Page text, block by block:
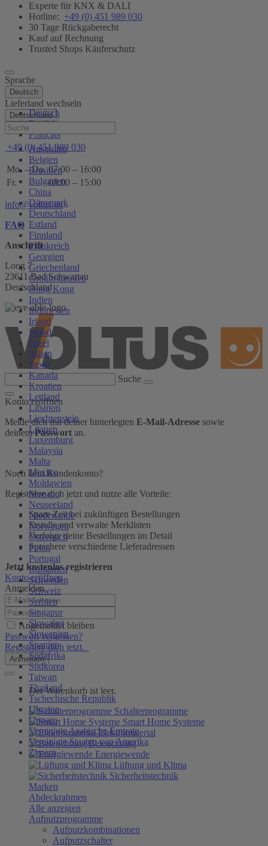
Experte für KNX & DALI
Hotline: +49 (0) 451 989 030
30 Tage Rückgaberecht
Kauf auf Rechnung
Trusted Shops Käuferschutz
Sprache
Deutsch
Deutsch
English
Français
Lieferland wechseln
Deutschland
Australien
Belgien
Brasilien
Bulgarien
China
Dänemark
Deutschland
Estland
Finnland
Frankreich
Georgien
Griechenland
Großbritannien
Hong Kong
Indien
Indonesien
Irland
Island
Israel
Italien
Japan
Kanada
Kroatien
Lettland
Libanon
Liechtenstein
Litauen
Luxemburg
Malaysia
Malta
Mexiko
Moldawien
Monaco
Neuseeland
Niederlande
Norwegen
Österreich
Polen
Portugal
Rumänien
Schweden
Schweiz
Serbien
Singapur
Slowakei
Slowenien
Spanien
Südafrika
Südkorea
Taiwan
Thailand
Tschechische Republik
Ukraine
Ungarn
Vereinigte Arabische Emirate
Vereinigte Staaten von Amerika
Zypern
Hilfe
+49 (0) 451 989 030
Mo. – Do. 07:00 – 16:00
Fr.
08:00 – 15:00
info@voltus.de
FAQ
Anschrift
Loog 7
23611 Bad Schwartau
Deutschland
Suche
Konto eröffnen
Melde dich mit deiner hinterlegten E-Mail-Adresse sowie
deinemPasswort an.
Noch kein Kundenkonto?
Registriere dich jetzt und nutze alle Vorteile:
Spare Zeit bei zukünftigen Bestellungen
Erstelle und verwalte Merklisten
Verfolge deine Bestellungen im Detail
Speichere verschiedene Lieferadressen
Jetzt kostenlos registrieren
Konto eröffnen
Anmelden
Angemeldet bleiben
Passwort vergessen?
Registriere dich jetzt.
Anmelden
Der Warenkorb ist leer.
Schalterprogramme
Smart Home Systeme
Elektromaterial
Beleuchtung
Energiewende
Lüftung und Klima
Sicherheitstechnik
Marken
Abdeckrahmen
Alle anzeigen
Aufputzprogramme
Aufputzkombinationen
Aufputzschalter